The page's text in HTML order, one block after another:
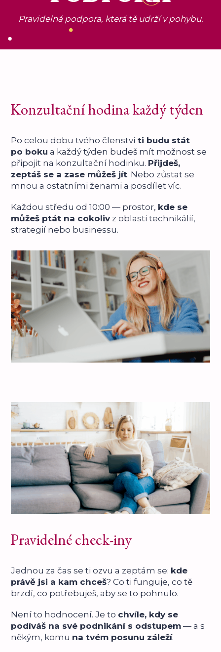
Pravidelná podpora, která tě udrží v pohybu.
Konzultační hodina každý týden
Po celou dobu tvého členstvíti budu stát
po boku a každý týden budeš mít možnost se
připojit na konzultační hodinku. Přijdeš,
zeptáš se a zase můžeš jít. Nebo zůstat se
mnou a ostatními ženami a posdílet víc.
Každou středu od 10:00 — prostor, kde se
můžeš ptát na cokoliv z oblasti technikálií,
strategií nebo businessu.
Pravidelné check-iny
Jednou za čas se ti ozvu a zeptám se: kde
právě jsi a kam chceš? Co ti funguje, co tě
brzdí, co potřebuješ, aby se to pohnulo.
Není to hodnocení. Je to chvíle, kdy se
podíváš na své podnikání s odstupem — a s
někým, komu na tvém posunu záleží.